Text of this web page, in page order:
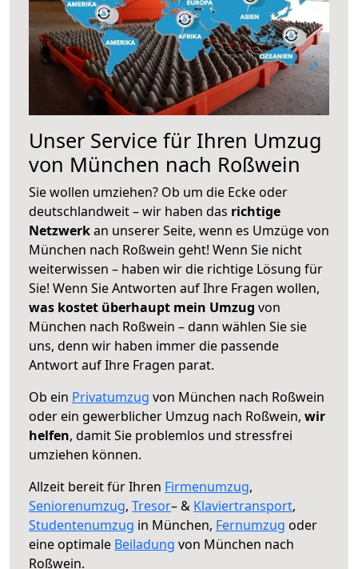
Unser Service für Ihren Umzug
von München nach Roßwein
Sie wollen umziehen? Ob um die Ecke oder
deutschlandweit – wir haben das richtige
Netzwerkan unserer Seite, wenn es Umzüge von
München nach Roßwein geht! Wenn Sie nicht
weiterwissen – haben wir die richtige Lösung für
Sie! Wenn Sie Antworten auf Ihre Fragen wollen,
was kostet überhaupt mein Umzug von
München nach Roßwein – dann wählen Sie sie
uns, denn wir haben immer die passende
Antwort auf Ihre Fragen parat.
Ob ein Privatumzug von München nach Roßwein
oder ein gewerblicher Umzug nach Roßwein, wir
helfen, damit Sie problemlos und stressfrei
umziehen können.
Allzeit bereit für Ihren Firmenumzug,
Seniorenumzug, Tresor– & Klaviertransport,
Studentenumzug in München, Fernumzug oder
eine optimale Beiladung von München nach
Roßwein.